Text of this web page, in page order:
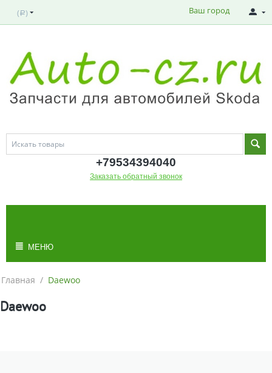
( Р ) Ваш город
+79534394040
Заказать обратный звонок
МЕНЮ
Главная / Daewoo
Daewoo